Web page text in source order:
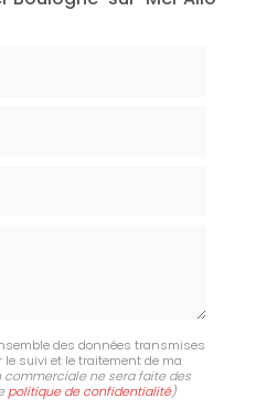
des données transmises
suivi et le traitement de ma
commerciale ne sera faite des
politique de confidentialité)